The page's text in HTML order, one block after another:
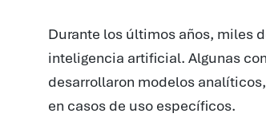
Durante los últimos años, miles
inteligencia artificial. Algunas
desarrollaron modelos
en casos de uso específicos.